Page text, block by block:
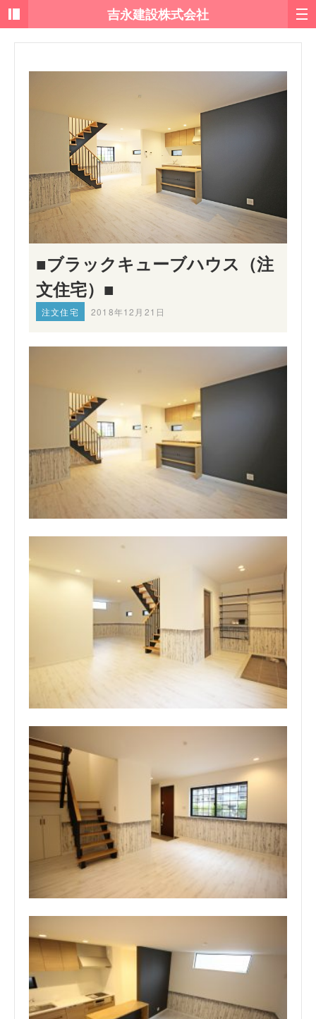
■ブラックキューブハウス（注
文住宅）■
注文住宅 2018年12月21日